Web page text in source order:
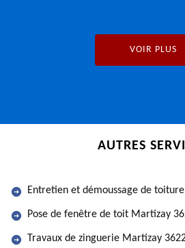
VOIR PLUS
AUTRES
Entretien et démoussage de
Pose de fenêtre de toit Martizay
Travaux de zinguerie Martizay